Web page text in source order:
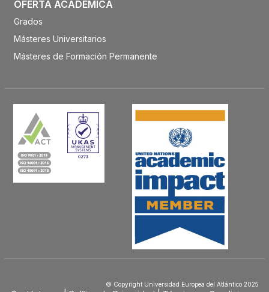
OFERTA ACADÉMICA
Grados
Másteres Universitarios
Másteres de Formación Permanente
© Copyright Universidad Europea del Atlántico 2025